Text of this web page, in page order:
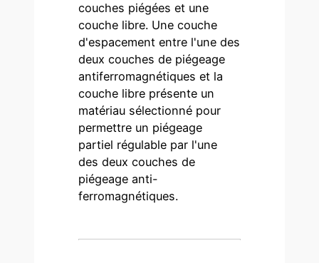
couches piégées et une
couche libre. Une couche
d'espacement entre l'une des
deux couches de piégeage
antiferromagnétiques et la
couche libre présente un
matériau sélectionné pour
permettre un piégeage
partiel régulable par l'une
des deux couches de
piégeage anti-
ferromagnétiques.